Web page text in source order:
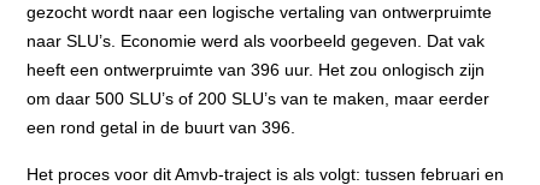
gezocht wordt naar een logische vertaling van ontwerpruimte
naar SLU’s. Economie werd als voorbeeld gegeven. Dat vak
heeft een ontwerpruimte van 396 uur. Het zou onlogisch zijn
om daar 500 SLU’s of 200 SLU’s van te maken, maar eerder
een rond getal in de buurt van 396.
Het proces voor dit Amvb-traject is als volgt: tussen februari en